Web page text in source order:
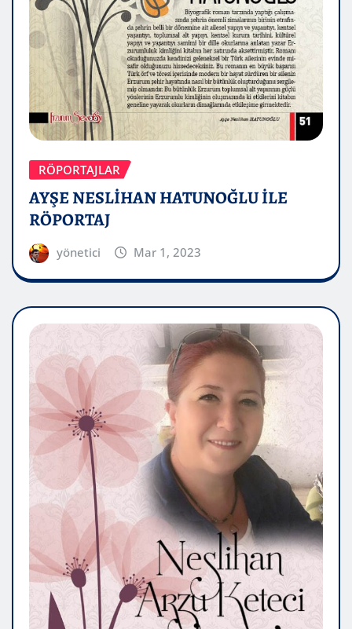
RÖPORTAJLAR
AYŞE NESLİHAN HATUNOĞLU İLE
RÖPORTAJ
yönetici Mar 1, 2023